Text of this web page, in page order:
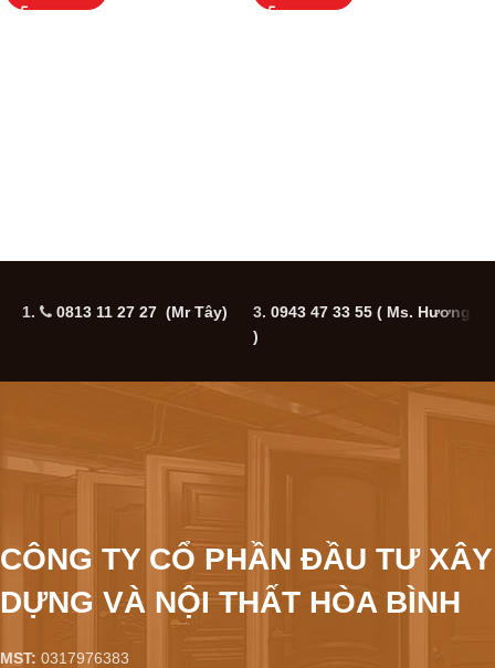
1. 0813 11 27 27 (Mr Tây) 3. 0943 47 33 55 ( Ms. Hương
)
CÔNG TY CỔ PHẦN ĐẦU TƯ XÂY
DỰNG VÀ NỘI THẤT HÒA BÌNH
MST: 0317976383